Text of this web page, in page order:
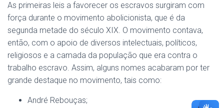
As primeiras leis a favorecer os escravos surgiram com
força durante o movimento abolicionista, que é da
segunda metade do século XIX. O movimento contava,
então, com o apoio de diversos intelectuais, políticos,
religiosos e a camada da população que era contra o
trabalho escravo. Assim, alguns nomes acabaram por ter
grande destaque no movimento, tais como:
André Rebouças;